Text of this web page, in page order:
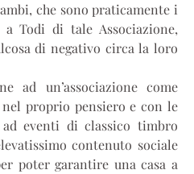
che sono praticamente i
Todi di tale Associazione,
di negativo circa la loro
ad un’associazione come
nel proprio pensiero e con le
eventi di classico timbro
contenuto sociale
poter garantire una casa a